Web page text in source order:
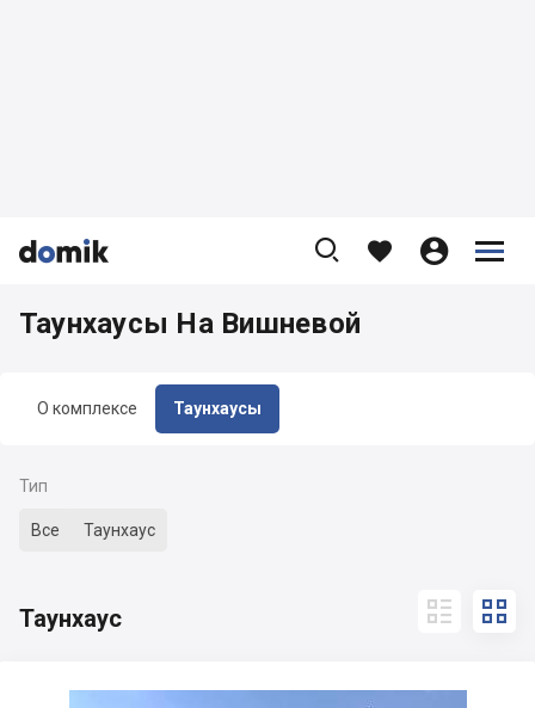


    


О комплексе Таунхаусы
Таунхаусы На Вишневой
Тип
Все Таунхаус
Таунхаус  